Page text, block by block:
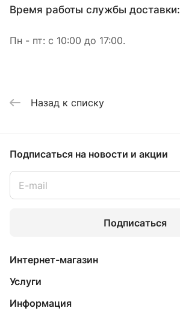
Время работы службы доставки:
Пн - пт: с 10:00 до 17:00.
Назад к списку
Подписаться на новости и акции
Подписаться
Интернет-магазин
Услуги
Информация